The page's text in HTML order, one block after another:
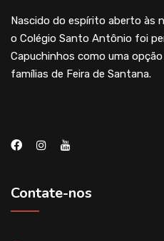
Nascido do espírito aberto às
o Colégio Santo Antônio foi
Capuchinhos como uma
famílias de Feira de Santana.
Contate-nos